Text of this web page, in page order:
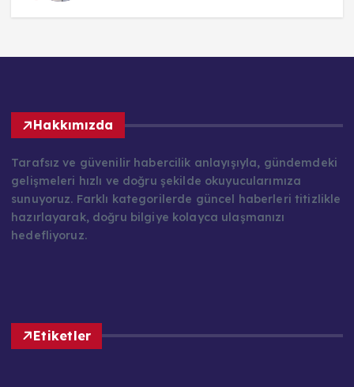
Hakkımızda
Tarafsız ve güvenilir habercilik anlayışıyla, gündemdeki
gelişmeleri hızlı ve doğru şekilde okuyucularımıza
sunuyoruz. Farklı kategorilerde güncel haberleri titizlikle
hazırlayarak, doğru bilgiye kolayca ulaşmanızı
hedefliyoruz.
Etiketler